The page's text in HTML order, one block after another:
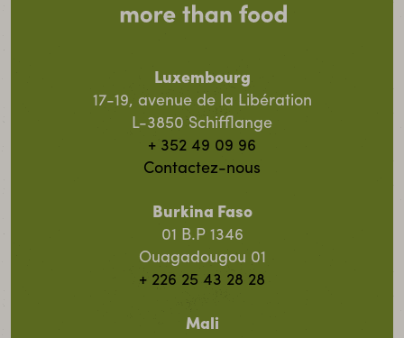
Luxembourg
17-19, avenue de la Libération
L-3850 Schifflange
+ 352 49 09 96
Contactez-nous
Burkina Faso
01 B.P 1346
Ouagadougou 01
+ 226 25 43 28 28
Mali